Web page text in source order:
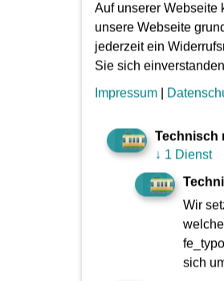
Auf unserer Webseite
unsere Webseite
jederzeit ein
Sie sich
Impressum
Technisch
↓ 1 Dienst
Wir
sich